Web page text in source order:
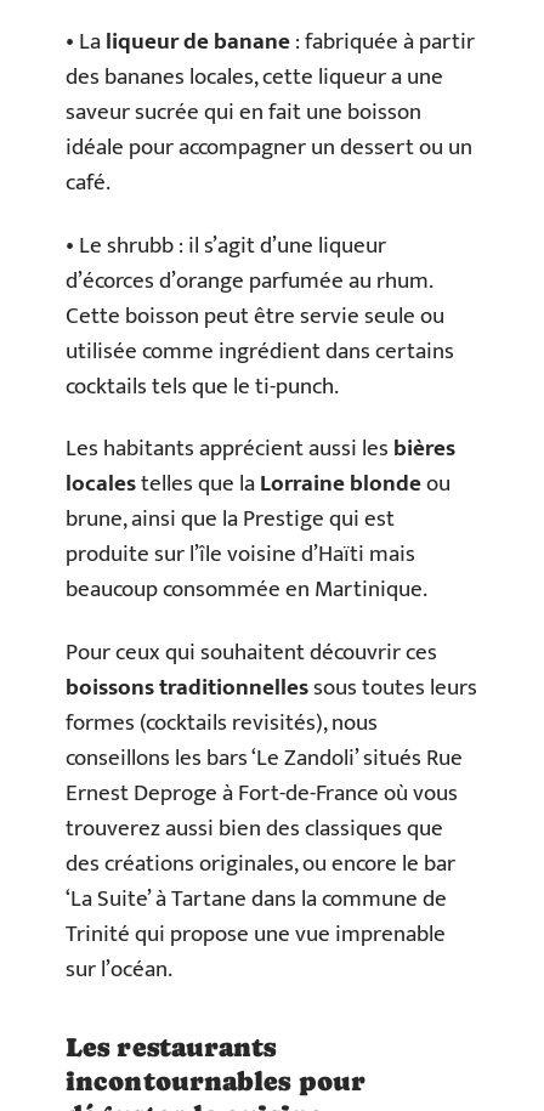
• Laliqueur de banane: fabriquée à partir
des bananes locales, cette liqueur a une
saveur sucrée qui en fait une boisson
idéale pour accompagner un dessert ou un
café.
• Le shrubb : il s’agit d’une liqueur
d’écorces d’orange parfumée au rhum.
Cette boisson peut être servie seule ou
utilisée comme ingrédient dans certains
cocktails tels que le ti-punch.
Les habitants apprécient aussi lesbières
localestelles que laLorraine blondeou
brune, ainsi que la Prestige qui est
produite sur l’île voisine d’Haïti mais
beaucoup consommée en Martinique.
Pour ceux qui souhaitent découvrir ces
boissons traditionnellessous toutes leurs
formes (cocktails revisités), nous
conseillons les bars ‘Le Zandoli’ situés Rue
Ernest Deproge à Fort-de-France où vous
trouverez aussi bien des classiques que
des créations originales, ou encore le bar
‘La Suite’ à Tartane dans la commune de
Trinité qui propose une vue imprenable
sur l’océan.
Les restaurants
incontournables pour